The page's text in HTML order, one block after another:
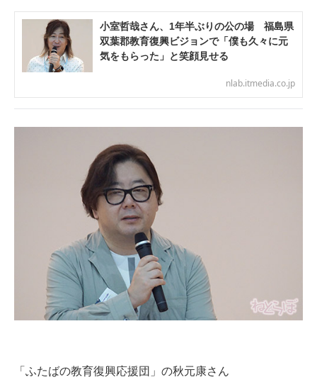
小室哲哉さん、1年半ぶりの公の場 福島県
双葉郡教育復興ビジョンで「僕も久々に元
気をもらった」と笑顔見せる
nlab.itmedia.co.jp
「ふたばの教育復興応援団」の秋元康さん